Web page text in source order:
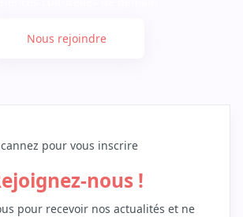
Nous rejoindre
pour vous inscrire
nous !
pour recevoir nos actualités et ne